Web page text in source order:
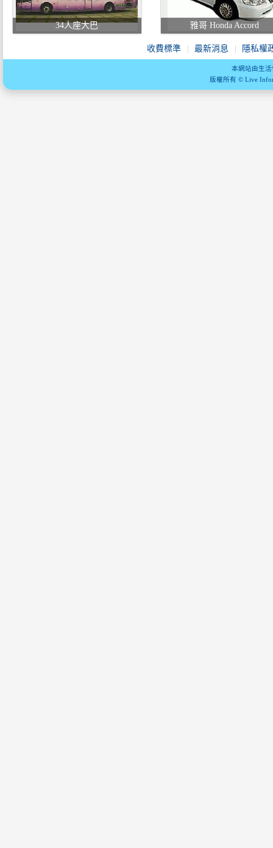
34人座大巴 雅哥 Honda Accord
收費標準 最新消息 隱私權
本網站由生
版權所有 © Live